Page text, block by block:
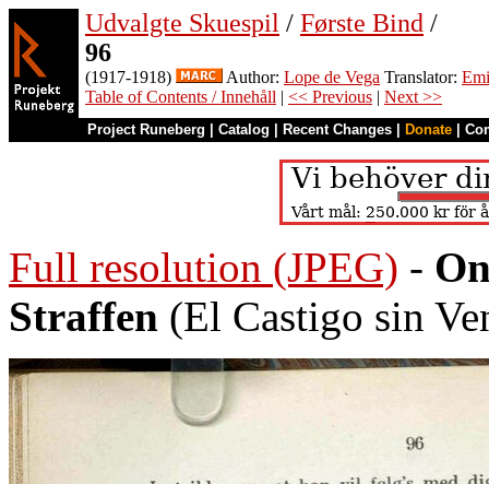
Udvalgte Skuespil / Første Bind /
96
(1917-1918) Author: Lope de Vega Translator:
Table of Contents / Innehåll | << Previous | Next >>
Project Runeberg Catalog Recent Changes Donate
Full resolution (JPEG) -
Straffen (El Castigo sin